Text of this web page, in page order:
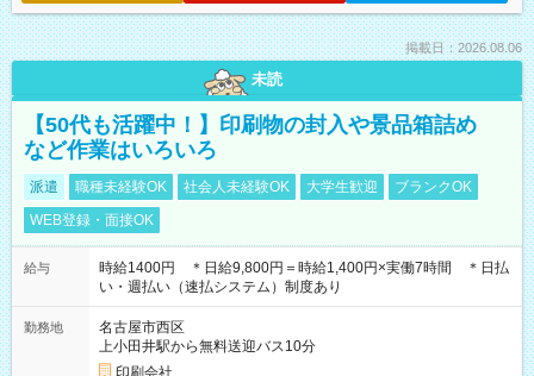
掲載日：2026.08.06
未読
【50代も活躍中！】印刷物の封入や景品箱詰め
など作業はいろいろ
派遣 職種未経験OK 社会人未経験OK 大学生歓迎
ブランクOK
WEB登録・面接OK
給与
時給1400円 ＊日給9,800円＝時給1,400円×実働7時間 ＊日払
い・週払い（速払システム）制度あり
勤務地
名古屋市西区
上小田井駅から無料送迎バス10分
印刷会社